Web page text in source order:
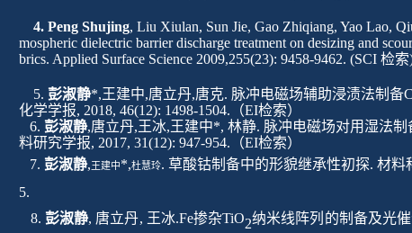
4.Peng Shujing, Liu Xiulan, Sun Jie, Gao Zhiqiang, Yao Lao,
mospheric dielectric barrier discharge treatment on desizing and
brics. Applied Surface Science 2009,255(23): 9458-9462. (SCI检索
5.彭淑静*,王建中,唐立丹,唐克. 脉冲电磁场辅助浸渍法制备
化学学报, 2018, 46(12): 1498-1504. （EI检索）
6.彭淑静,唐立丹,王冰,王建中*,林静. 脉冲电磁场对用湿法
料研究学报, 2017, 31(12): 947-954. （EI检索）
7.彭淑静,王建中*,杜慧玲.草酸钴制备中的形貌继承性初探.材料
5.
8. 彭淑静, 唐立丹, 王冰.Fe掺杂TiO2纳米线阵列的制备及光